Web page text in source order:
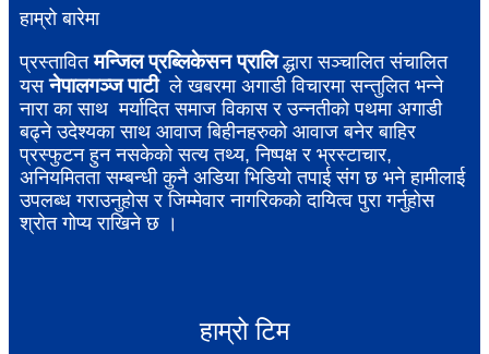
हाम्रो बारेमा
प्रस्तावितमन्जिल प्रब्लिकेसन प्रालिद्धारा सञ्चालित संचालित
यसनेपालगञ्ज पाटीले खबरमा अगाडी विचारमा सन्तुलित भन्ने
नारा का साथ मर्यादित समाज विकास र उन्नतीको पथमा अगाडी
बढ्ने उदेश्यका साथ आवाज बिहीनहरुको आवाज बनेर बाहिर
प्रस्फुटन हुन नसकेको सत्य तथ्य, निष्पक्ष र भ्रस्टाचार,
अनियमितता सम्बन्धी कुनै अडिया भिडियो तपाई संग छ भने हामीलाई
उपलब्ध गराउनुहोस र जिम्मेवार नागरिकको दायित्व पुरा गर्नुहोस
श्रोत गोप्य राखिने छ ।
हाम्रो टिम